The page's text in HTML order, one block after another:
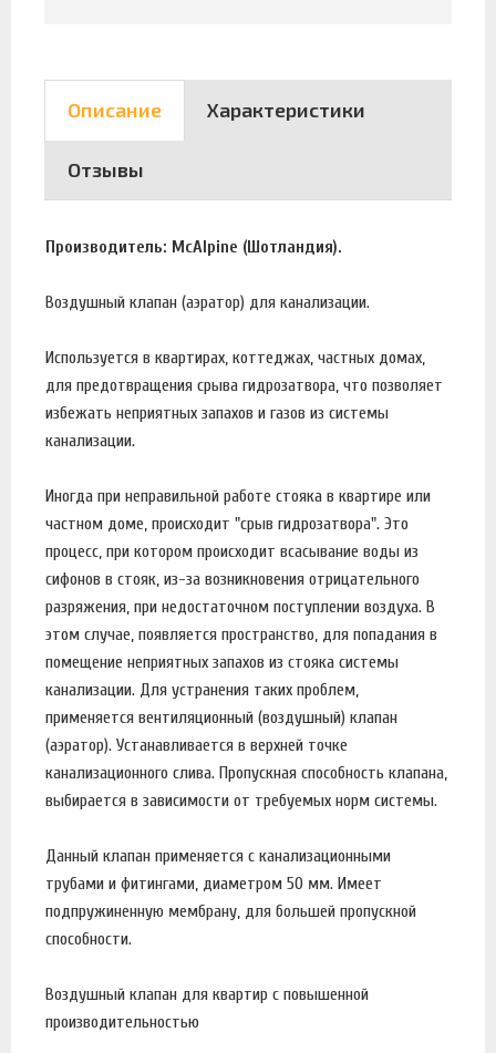
Описание Характеристики
Отзывы
Производитель: McAlpine (Шотландия).
Воздушный клапан (аэратор) для канализации.
Используется в квартирах, коттеджах, частных домах,
для предотвращения срыва гидрозатвора, что позволяет
избежать неприятных запахов и газов из системы
канализации.
Иногда при неправильной работе стояка в квартире или
частном доме, происходит "срыв гидрозатвора". Это
процесс, при котором происходит всасывание воды из
сифонов в стояк, из-за возникновения отрицательного
разряжения, при недостаточном поступлении воздуха. В
этом случае, появляется пространство, для попадания в
помещение неприятных запахов из стояка системы
канализации. Для устранения таких проблем,
применяется вентиляционный (воздушный) клапан
(аэратор). Устанавливается в верхней точке
канализационного слива. Пропускная способность клапана,
выбирается в зависимости от требуемых норм системы.
Данный клапан применяется с канализационными
трубами и фитингами, диаметром 50 мм. Имеет
подпружиненную мембрану, для большей пропускной
способности.
Воздушный клапан для квартир с повышенной
производительностью